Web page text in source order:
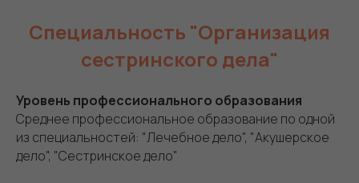
Специальность "Организация
сестринского дела"
Уровень профессионального образования
Среднее профессиональное образование по одной
из специальностей: "Лечебное дело", "Акушерское
дело", "Сестринское дело"